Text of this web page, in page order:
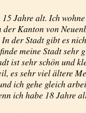
Jahre alt. Ich
Kanton von
der Stadt gibt es
meine Stadt sehr
ist sehr schön und
es sehr viel ältere
ich gehe gleich
ich habe 18 Jahre